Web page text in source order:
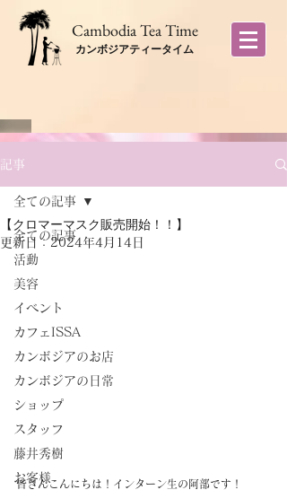
​Cambodia Tea Time
カンボジアティータイム
記事
全ての記事
活動
美容
イベント
カフェISSA
カンボジアのお店
カンボジアの日常
ショップ
スタッフ
藤井秀樹
お客様
全ての記事
【クロマーマスク販売開始！！】
更新日：2024年4月14日
皆さんこんにちは！インターン生の阿部です！